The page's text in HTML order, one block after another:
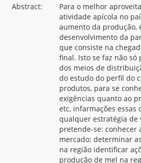
Abstract:
Para o melhor
atividade apícola no
aumento da produção,
desenvolvimento da
que consiste na
final. Isto se faz não
dos meios de
do estudo do perfil do
produtos, para se
exigências quanto ao
etc, infarmações
qualquer estratégia de
pretende-se: conhecer
mercado; determinar
na região identificar
produção de mel na